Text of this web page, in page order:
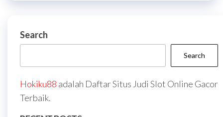
Search
Search
Hokiku88 adalah Daftar Situs Judi Slot Online Gacor
Terbaik.